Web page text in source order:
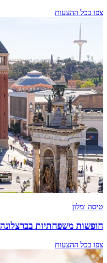
צפו בכל ההצעות
טיסה ומלון
חופשות משפחתיות בברצלונה
צפו בכל ההצעות